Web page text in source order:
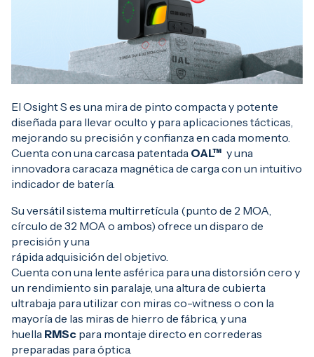
El Osight S es una mira de pinto compacta y potente
diseñada para llevar oculto y para aplicaciones tácticas,
mejorando su precisión y confianza en cada momento.
Cuenta con una carcasa patentada OAL™ y una
innovadora caracaza magnética de carga con un intuitivo
indicador de batería.
Su versátil sistema multirretícula (punto de 2 MOA,
círculo de 32 MOA o ambos) ofrece un disparo de
precisión y una
rápida adquisición del objetivo.
Cuenta con una lente asférica para una distorsión cero y
un rendimiento sin paralaje, una altura de cubierta
ultrabaja para utilizar con miras co-witness o con la
mayoría de las miras de hierro de fábrica, y una
huella RMSc para montaje directo en correderas
preparadas para óptica.